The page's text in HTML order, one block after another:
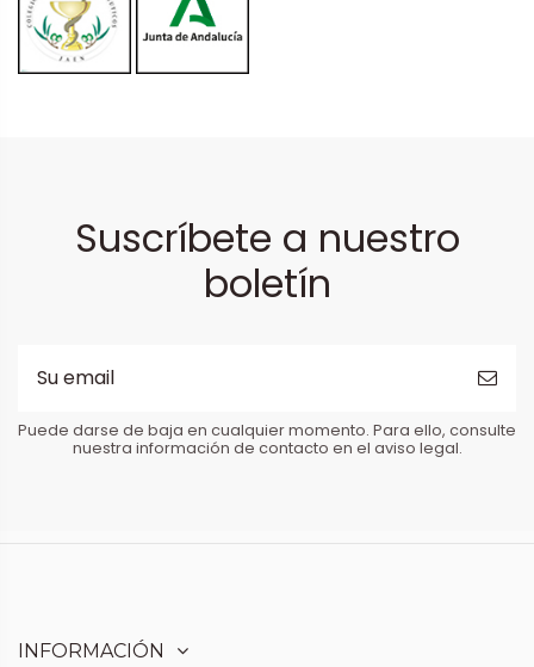
Suscríbete a nuestro
boletín
Puede darse de baja en cualquier momento. Para ello, consulte
nuestra información de contacto en el aviso legal.
INFORMACIÓN